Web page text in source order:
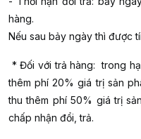
hàng.
Nếu sau bảy ngày thì được
* Đối với trả hàng: trong
thêm phí 20% giá trị sản
thu thêm phí 50% giá trị
chấp nhận đổi, trả.